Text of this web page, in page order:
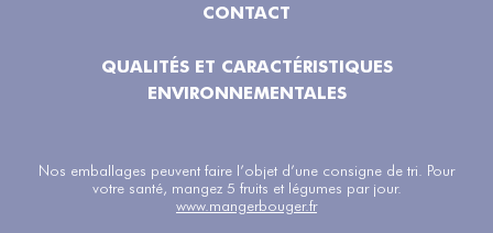
CONTACT
QUALITÉS ET CARACTÉRISTIQUES
ENVIRONNEMENTALES
Nos emballages peuvent faire l’objet d’une consigne de tri. Pour
votre santé, mangez 5 fruits et légumes par jour.
www.mangerbouger.fr